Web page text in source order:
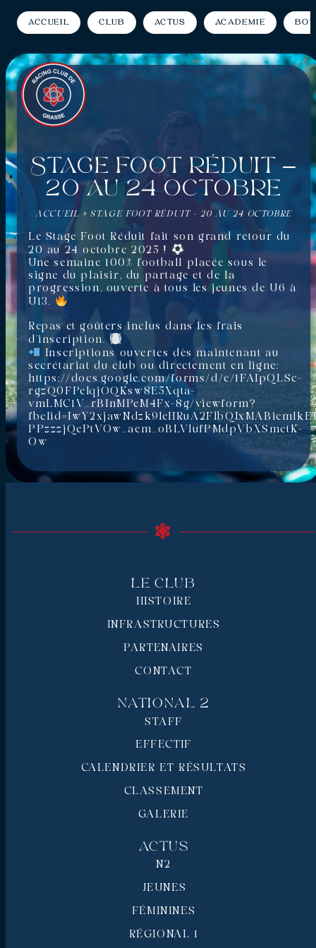
Accueil Club Actus Académie
STAGE FOOT RÉDUIT –
20 AU 24 OCTOBRE
ACCUEIL»STAGE FOOT RÉDUIT – 20 AU 24 OCTOBRE
Le Stage Foot Réduit fait son grand retour du
20 au 24 octobre 2025 !
Une semaine 100% football placée sous le
signe du plaisir, du partage et de la
progression, ouverte à tous les jeunes de U6 à
U13.
Repas et goûters inclus dans les frais
d’inscription.
Inscriptions ouvertes dès maintenant au
secrétariat du club ou directement en ligne:
https://docs.google.com/forms/d/e/1FAIpQLSc-
rgzQ0FPelqjOQKsw8E5Xqta-
vmLMC1V_rBInMPeM4Fx-8g/viewform?
PPzzzjQePtVOw_aem_oBLVlufPMdpVbXSmetK-
Ow
Le Club
HISTOIRE
INFRASTRUCTURES
PARTENAIRES
CONTACT
National 2
STAFF
EFFECTIF
CALENDRIER ET RÉSULTATS
CLASSEMENT
GALERIE
Actus
N2
JEUNES
FÉMININES
RÉGIONAL 1